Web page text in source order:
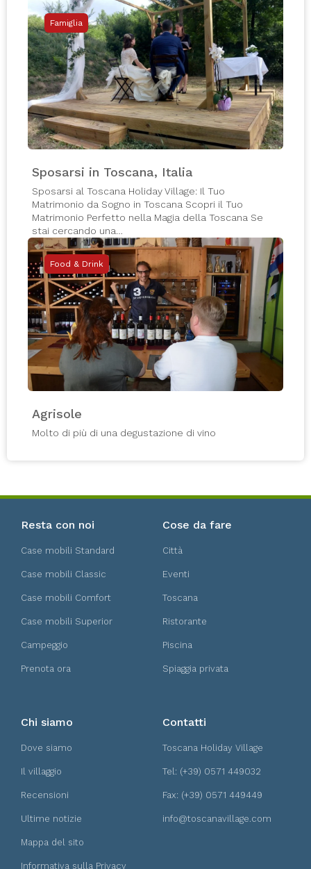
Famiglia
Sposarsi in Toscana, Italia
Sposarsi al Toscana Holiday Village: Il Tuo
Matrimonio da Sogno in Toscana Scopri il Tuo
Matrimonio Perfetto nella Magia della Toscana Se
stai cercando una…
Food & Drink
Agrisole
Molto di più di una degustazione di vino
Resta con noi
Case mobili Standard
Case mobili Classic
Case mobili Comfort
Case mobili Superior
Campeggio
Prenota ora
Cose da fare
Città
Eventi
Toscana
Ristorante
Piscina
Spiaggia privata
Chi siamo
Dove siamo
Il villaggio
Recensioni
Ultime notizie
Mappa del sito
Informativa sulla Privacy
Contatti
Toscana Holiday Village
Tel: (+39) 0571 449032
Fax: (+39) 0571 449449
info@toscanavillage.com